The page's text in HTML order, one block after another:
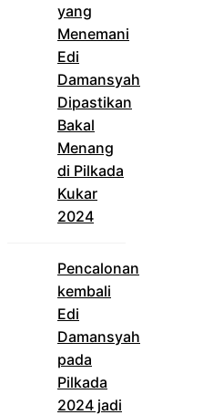
yang
Menemani
Edi
Damansyah
Dipastikan
Bakal
Menang
di Pilkada
Kukar
2024
Pencalonan
kembali
Edi
Damansyah
pada
Pilkada
2024 jadi